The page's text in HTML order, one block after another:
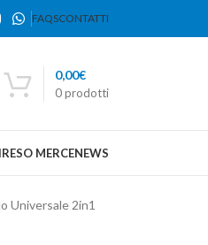
FAQSCONTATTI
0prodotti
0,00€
RESO MERCENEWS
Universale 2in1